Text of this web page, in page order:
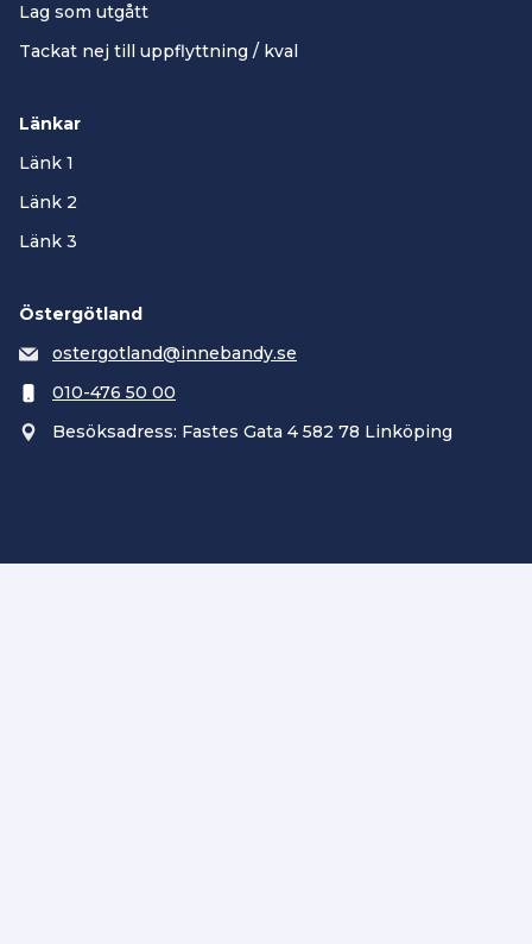
Lag som utgått
Tackat nej till uppflyttning / kval
Länkar
Länk 1
Länk 2
Länk 3
Östergötland
ostergotland@innebandy.se
010-476 50 00
Besöksadress: Fastes Gata 4 582 78 Linköping